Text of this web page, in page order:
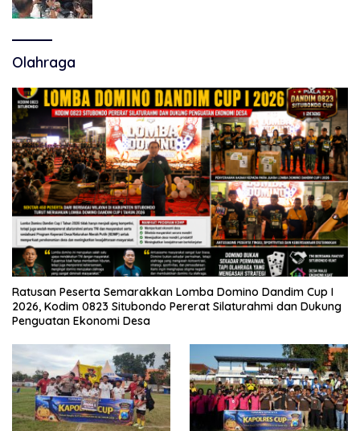
Olahraga
Ratusan Peserta Semarakkan Lomba Domino Dandim Cup I
2026, Kodim 0823 Situbondo Pererat Silaturahmi dan Dukung
Penguatan Ekonomi Desa